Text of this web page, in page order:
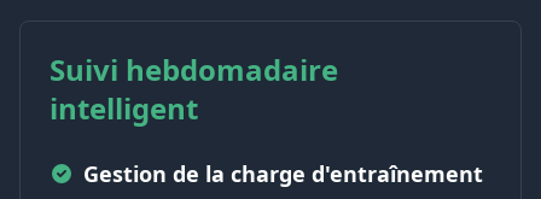
Suivi hebdomadaire
intelligent
Gestion de la charge d'entraînement